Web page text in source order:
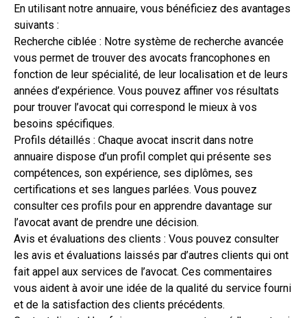
En utilisant notre annuaire, vous bénéficiez des avantages
suivants :
Recherche ciblée : Notre système de recherche avancée
vous permet de trouver des avocats francophones en
fonction de leur spécialité, de leur localisation et de leurs
années d’expérience. Vous pouvez affiner vos résultats
pour trouver l’avocat qui correspond le mieux à vos
besoins spécifiques.
Profils détaillés : Chaque avocat inscrit dans notre
annuaire dispose d’un profil complet qui présente ses
compétences, son expérience, ses diplômes, ses
certifications et ses langues parlées. Vous pouvez
consulter ces profils pour en apprendre davantage sur
l’avocat avant de prendre une décision.
Avis et évaluations des clients : Vous pouvez consulter
les avis et évaluations laissés par d’autres clients qui ont
fait appel aux services de l’avocat. Ces commentaires
vous aident à avoir une idée de la qualité du service fourni
et de la satisfaction des clients précédents.